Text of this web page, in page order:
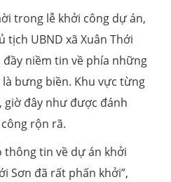
trong lễ khởi công dự án,
tịch UBND xã Xuân Thới
niềm tin về phía những
bưng biền. Khu vực từng
giờ đây như được đánh
rộn rã.
thông tin về dự án khởi
Sơn đã rất phấn khởi”,